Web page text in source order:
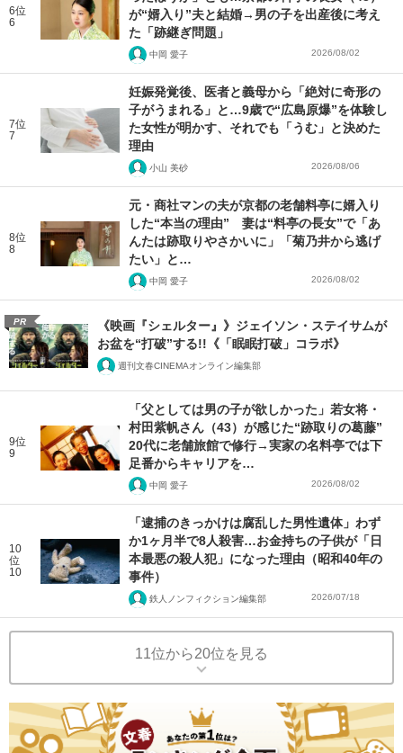
6位
6
が“婿入り”夫と結婚→男の子を出産後に考え
た「跡継ぎ問題」
中岡 愛子 2026/08/02
7位
7
妊娠発覚後、医者と義母から「絶対に奇形の
子がうまれる」と…9歳で“広島原爆”を体験し
た女性が明かす、それでも「うむ」と決めた
理由
小山 美砂 2026/08/06
8位
8
元・商社マンの夫が京都の老舗料亭に婿入り
した“本当の理由” 妻は“料亭の長女”で「あ
んたは跡取りやさかいに」「菊乃井から逃げ
たい」と…
中岡 愛子 2026/08/02
PR
《映画『シェルター』》ジェイソン・ステイサムが
お盆を“打破”する!!《「眠眠打破」コラボ》
週刊文春CINEMAオンライン編集部
9位
9
「父としては男の子が欲しかった」若女将・
村田紫帆さん（43）が感じた“跡取りの葛藤”
20代に老舗旅館で修行→実家の名料亭では下
足番からキャリアを…
中岡 愛子 2026/08/02
10
位
10
「逮捕のきっかけは腐乱した男性遺体」わず
か1ヶ月半で8人殺害…お金持ちの子供が「日
本最悪の殺人犯」になった理由（昭和40年の
事件）
鉄人ノンフィクション編集部 2026/07/18
11位から20位を見る